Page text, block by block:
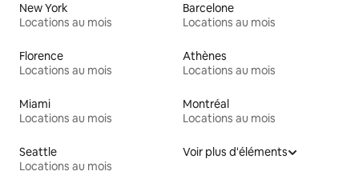
New York
Locations au mois
Barcelone
Locations au mois
Florence
Locations au mois
Athènes
Locations au mois
Miami
Locations au mois
Montréal
Locations au mois
Seattle
Locations au mois
Voir plus d'éléments